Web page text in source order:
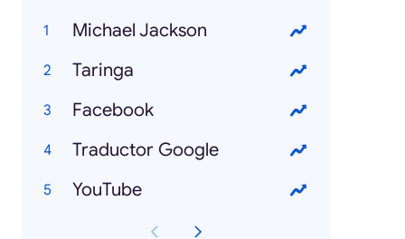
Michael Jackson
Taringa
Facebook
Traductor Google
YouTube